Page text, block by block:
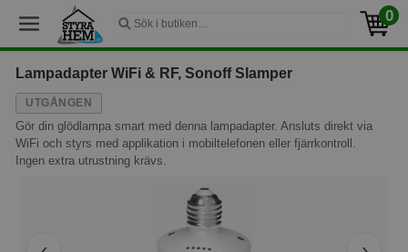
0
Lampadapter WiFi & RF, Sonoff Slamper
UTGÅNGEN
Gör din glödlampa smart med denna lampadapter. Ansluts direkt via
WiFi och styrs med applikation i mobiltelefonen eller fjärrkontroll.
Ingen extra utrustning krävs.